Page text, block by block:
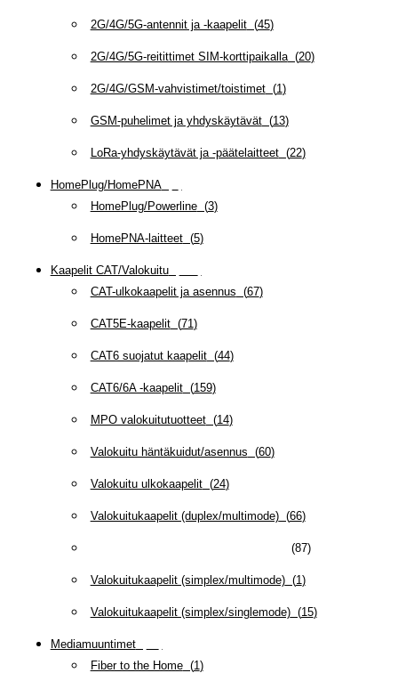
2G/4G/5G-antennit ja -kaapelit(45)
2G/4G/5G-reitittimet SIM-korttipaikalla(20)
2G/4G/GSM-vahvistimet/toistimet(1 )
GSM-puhelimet ja yhdyskäytävät(13)
LoRa-yhdyskäytävät ja -päätelaitteet(22)
HomePlug/HomePNA(
HomePlug/Powerline(3)
HomePNA-laitteet(5)
Kaapelit CAT/Valokuitu(
CAT-ulkokaapelit ja asennus (67)
CAT5E-kaapelit(71 )
CAT6 suojatut kaapelit(44)
CAT6/6A -kaapelit(159)
MPO valokuitutuotteet(14)
Valokuitu häntäkuidut/asennus (60)
Valokuitu ulkokaapelit(24)
Valokuitukaapelit (duplex/multimode)(66)
(87)
Valokuitukaapelit (simplex/multimode)(1 )
Valokuitukaapelit (simplex/singlemode)(15)
Mediamuuntimet(
Fiber to the Home(1 )